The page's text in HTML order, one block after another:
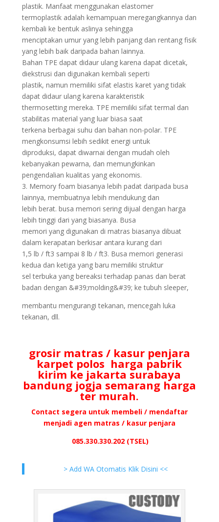
plastik. Manfaat menggunakan elastomer
termoplastik adalah kemampuan meregangkannya dan
kembali ke bentuk aslinya sehingga
menciptakan umur yang lebih panjang dan rentang fisik
yang lebih baik daripada bahan lainnya.
Bahan TPE dapat didaur ulang karena dapat dicetak,
diekstrusi dan digunakan kembali seperti
plastik, namun memiliki sifat elastis karet yang tidak
dapat didaur ulang karena karakteristik
thermosetting mereka. TPE memiliki sifat termal dan
stabilitas material yang luar biasa saat
terkena berbagai suhu dan bahan non-polar. TPE
mengkonsumsi lebih sedikit energi untuk
diproduksi, dapat diwarnai dengan mudah oleh
kebanyakan pewarna, dan memungkinkan
pengendalian kualitas yang ekonomis.
3. Memory foam biasanya lebih padat daripada busa
lainnya, membuatnya lebih mendukung dan
lebih berat. busa memori sering dijual dengan harga
lebih tinggi dari yang biasanya. Busa
memori yang digunakan di matras biasanya dibuat
dalam kerapatan berkisar antara kurang dari
1,5 lb / ft3 sampai 8 lb / ft3. Busa memori generasi
kedua dan ketiga yang baru memiliki struktur
sel terbuka yang bereaksi terhadap panas dan berat
badan dengan &#39;molding&#39; ke tubuh sleeper,
membantu mengurangi tekanan, mencegah luka
tekanan, dll.
grosir matras / kasur penjara
karpet polos harga pabrik
kirim ke jakarta surabaya
bandung jogja semarang harga
ter murah.
Contact segera untuk membeli / mendaftar
menjadi agen matras / kasur penjara
085.330.330.202 (TSEL)
> Add WA Otomatis Klik Disini <<